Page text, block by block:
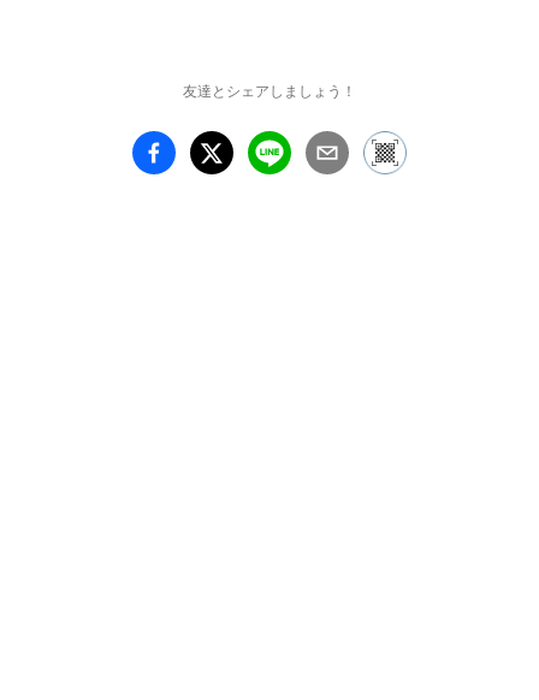
す。そこには、森や自然
非常性、美しさを表現し
たいと追求する遠藤だか
友達とシェアしましょう！